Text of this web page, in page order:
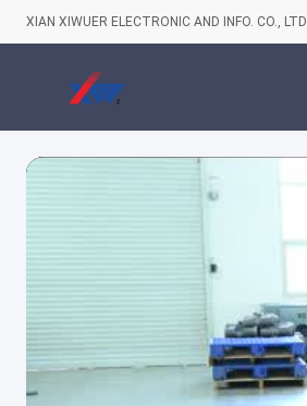
XIAN XIWUER ELECTRONIC AND INFO. CO., LTD